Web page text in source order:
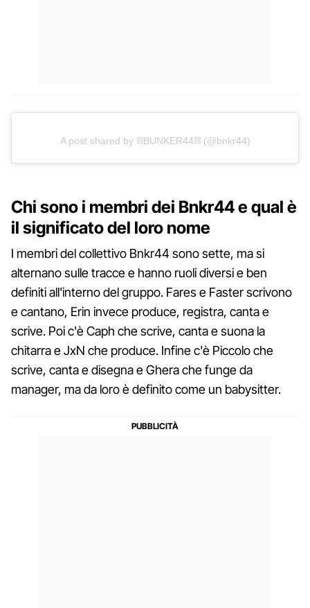
A post shared by ⛓BUNKER44⛓ (@bnkr44)
Chi sono i membri dei Bnkr44 e qual è
il significato del loro nome
I membri del collettivo Bnkr44 sono sette, ma si
alternano sulle tracce e hanno ruoli diversi e ben
definiti all'interno del gruppo. Fares e Faster scrivono
e cantano, Erin invece produce, registra, canta e
scrive. Poi c'è Caph che scrive, canta e suona la
chitarra e JxN che produce. Infine c'è Piccolo che
scrive, canta e disegna e Ghera che funge da
manager, ma da loro è definito come un babysitter.